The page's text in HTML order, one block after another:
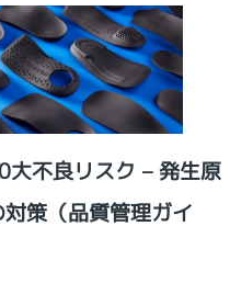
不良リスク – 発生原
策（品質管理ガイ